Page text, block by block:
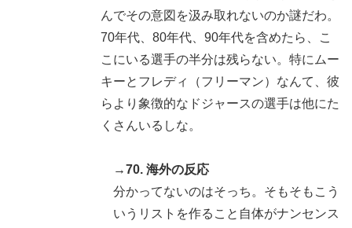
んでその意図を汲み取れないのか謎だわ。
70年代、80年代、90年代を含めたら、こ
こにいる選手の半分は残らない。特にムー
キーとフレディ（フリーマン）なんて、彼
らより象徴的なドジャースの選手は他にた
くさんいるしな。
→70. 海外の反応
分かってないのはそっち。そもそもこう
いうリストを作ること自体がナンセンス